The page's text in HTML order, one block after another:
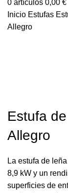
0 artículos 0,00 €
Inicio Estufas
Allegro
Estufa
Allegro
La estufa de
8,9 kW y un
superficies de